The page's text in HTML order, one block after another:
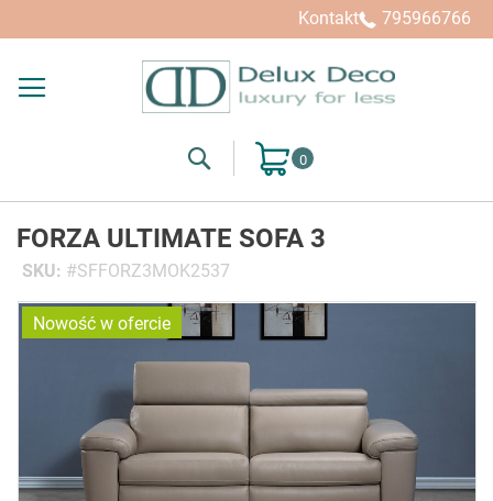
Kontakt 795966766
SearchMój koszyk
FORZA ULTIMATE SOFA 3
SKU
SFFORZ3MOK2537
Przejdź
na
Nowość w ofercie